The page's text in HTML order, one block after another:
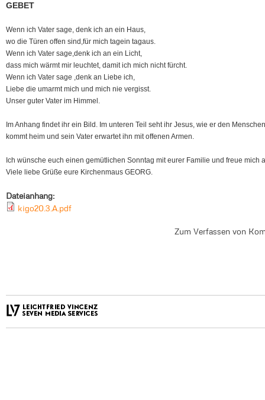
GEBET
Wenn ich Vater sage, denk ich an ein Haus,
wo die Türen offen sind,für mich tagein tagaus.
Wenn ich Vater sage,denk ich an ein Licht,
dass mich wärmt mir leuchtet, damit ich mich nicht fürcht.
Wenn ich Vater sage ,denk an Liebe ich,
Liebe die umarmt mich und mich nie vergisst.
Unser guter Vater im Himmel.
Im Anhang findet ihr ein Bild. Im unteren Teil seht ihr Jesus, wie er den
kommt heim und sein Vater erwartet ihn mit offenen Armen.
Ich wünsche euch einen gemütlichen Sonntag mit eurer Familie und freue mich
Viele liebe Grüße eure Kirchenmaus GEORG.
Dateianhang:
kigo20.3.A.pdf
Zum Verfassen von